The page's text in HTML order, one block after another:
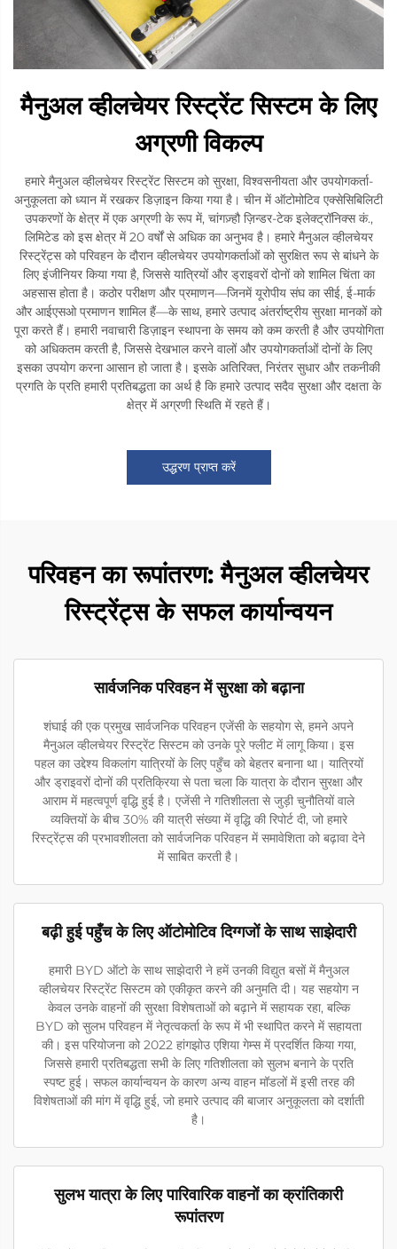
मैनुअल व्हीलचेयर रिस्ट्रेंट सिस्टम के लिए
अग्रणी विकल्प
हमारे मैनुअल व्हीलचेयर रिस्ट्रेंट सिस्टम को सुरक्षा, विश्वसनीयता और उपयोगकर्ता-
अनुकूलता को ध्यान में रखकर डिज़ाइन किया गया है। चीन में ऑटोमोटिव एक्सेसिबिलिटी
उपकरणों के क्षेत्र में एक अग्रणी के रूप में, चांगज़्हौ ज़िन्डर-टेक इलेक्ट्रॉनिक्स कं.,
लिमिटेड को इस क्षेत्र में 20 वर्षों से अधिक का अनुभव है। हमारे मैनुअल व्हीलचेयर
रिस्ट्रेंट्स को परिवहन के दौरान व्हीलचेयर उपयोगकर्ताओं को सुरक्षित रूप से बांधने के
लिए इंजीनियर किया गया है, जिससे यात्रियों और ड्राइवरों दोनों को शामिल चिंता का
अहसास होता है। कठोर परीक्षण और प्रमाणन—जिनमें यूरोपीय संघ का सीई, ई-मार्क
और आईएसओ प्रमाणन शामिल हैं—के साथ, हमारे उत्पाद अंतर्राष्ट्रीय सुरक्षा मानकों को
पूरा करते हैं। हमारी नवाचारी डिज़ाइन स्थापना के समय को कम करती है और उपयोगिता
को अधिकतम करती है, जिससे देखभाल करने वालों और उपयोगकर्ताओं दोनों के लिए
इसका उपयोग करना आसान हो जाता है। इसके अतिरिक्त, निरंतर सुधार और तकनीकी
प्रगति के प्रति हमारी प्रतिबद्धता का अर्थ है कि हमारे उत्पाद सदैव सुरक्षा और दक्षता के
क्षेत्र में अग्रणी स्थिति में रहते हैं।
उद्धरण प्राप्त करें
परिवहन का रूपांतरण: मैनुअल व्हीलचेयर
रिस्ट्रेंट्स के सफल कार्यान्वयन
सार्वजनिक परिवहन में सुरक्षा को बढ़ाना
शंघाई की एक प्रमुख सार्वजनिक परिवहन एजेंसी के सहयोग से, हमने अपने
मैनुअल व्हीलचेयर रिस्ट्रेंट सिस्टम को उनके पूरे फ्लीट में लागू किया। इस
पहल का उद्देश्य विकलांग यात्रियों के लिए पहुँच को बेहतर बनाना था। यात्रियों
और ड्राइवरों दोनों की प्रतिक्रिया से पता चला कि यात्रा के दौरान सुरक्षा और
आराम में महत्वपूर्ण वृद्धि हुई है। एजेंसी ने गतिशीलता से जुड़ी चुनौतियों वाले
व्यक्तियों के बीच 30% की यात्री संख्या में वृद्धि की रिपोर्ट दी, जो हमारे
रिस्ट्रेंट्स की प्रभावशीलता को सार्वजनिक परिवहन में समावेशिता को बढ़ावा देने
में साबित करती है।
बढ़ी हुई पहुँच के लिए ऑटोमोटिव दिग्गजों के साथ साझेदारी
हमारी BYD ऑटो के साथ साझेदारी ने हमें उनकी विद्युत बसों में मैनुअल
व्हीलचेयर रिस्ट्रेंट सिस्टम को एकीकृत करने की अनुमति दी। यह सहयोग न
केवल उनके वाहनों की सुरक्षा विशेषताओं को बढ़ाने में सहायक रहा, बल्कि
BYD को सुलभ परिवहन में नेतृत्वकर्ता के रूप में भी स्थापित करने में सहायता
की। इस परियोजना को 2022 हांगझोउ एशिया गेम्स में प्रदर्शित किया गया,
जिससे हमारी प्रतिबद्धता सभी के लिए गतिशीलता को सुलभ बनाने के प्रति
स्पष्ट हुई। सफल कार्यान्वयन के कारण अन्य वाहन मॉडलों में इसी तरह की
विशेषताओं की मांग में वृद्धि हुई, जो हमारे उत्पाद की बाजार अनुकूलता को दर्शाती
है।
सुलभ यात्रा के लिए पारिवारिक वाहनों का क्रांतिकारी
रूपांतरण